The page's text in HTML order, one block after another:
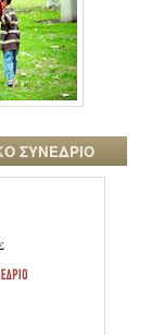
ΣΥΝΕΔΡΙΟ